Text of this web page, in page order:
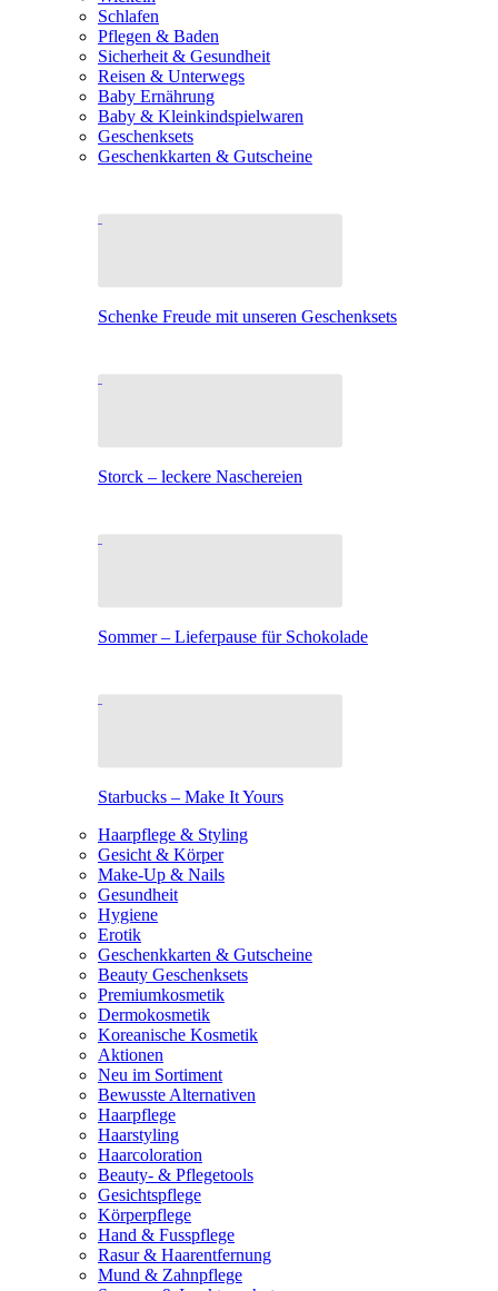
Schlafen
Pflegen & Baden
Sicherheit & Gesundheit
Reisen & Unterwegs
Baby Ernährung
Baby & Kleinkindspielwaren
Geschenksets
Geschenkkarten & Gutscheine
Schenke Freude mit unseren Geschenksets
Storck – leckere Naschereien
Sommer – Lieferpause für Schokolade
Starbucks – Make It Yours
Haarpflege & Styling
Gesicht & Körper
Make-Up & Nails
Gesundheit
Hygiene
Erotik
Geschenkkarten & Gutscheine
Beauty Geschenksets
Premiumkosmetik
Dermokosmetik
Koreanische Kosmetik
Aktionen
Neu im Sortiment
Bewusste Alternativen
Haarpflege
Haarstyling
Haarcoloration
Beauty- & Pflegetools
Gesichtspflege
Körperpflege
Hand & Fusspflege
Rasur & Haarentfernung
Mund & Zahnpflege